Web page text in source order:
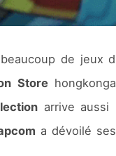
de jeux
Store
arrive
a dévoilé